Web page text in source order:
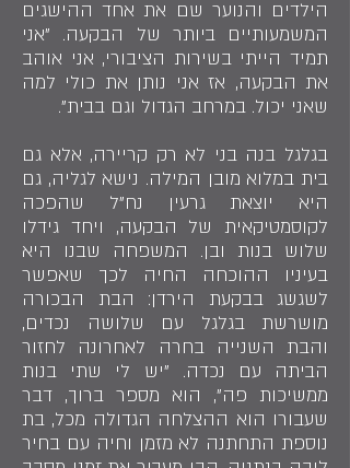
הילדים והנוער שם את אחד ההישגים
המשמעותיים ביותר של הבקעה. "אני
תמיד הייתי בשירות הציבורי, אני אוהב
את הבקעה, אז אני נותן את כולי למה
שאני יכול. במרחב הגדול וגם בבית".
בגלגל בנה בני לא רק קריירה, אלא גם
בית במלוא מובן המילה. נישא לגליה, גם
היא יוצאת גרעין נח"ל שהפכה
לקוסמטיקאית של הבקעה, ויחד גידלו
שלוש בנות ובן. המשפחה שבנו היא
בעיניו ההוכחה החיה לכך שאפשר
לשגשג בבקעת הירדן: הבת הבכורה
מושרשת בגלגל עם שלושה נכדים,
והבת השנייה בחרה לאחרונה לחזור
הביתה עם נכדה. "יש לי שתי בנות
ממשיכות פה", הוא מספר ברוך, דבר
שעבורו הוא ההצלחה הגדולה מכל, בת
נוספת התחתנה לא מזמן וחיה עם בחיר